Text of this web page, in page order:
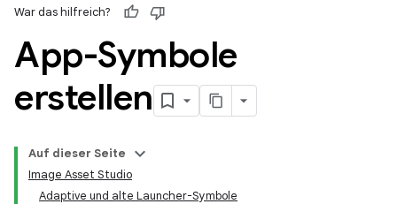
War das hilfreich?
App-Symbole
erstellen
Auf dieser Seite
Image Asset Studio
Adaptive und alte Launcher-Symbole